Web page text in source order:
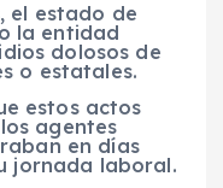
el estado de
la entidad
dolosos de
o estatales.
estos actos
agentes
en días
jornada laboral.